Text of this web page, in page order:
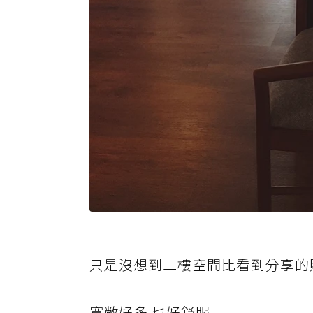
只是沒想到二樓空間比看到分享